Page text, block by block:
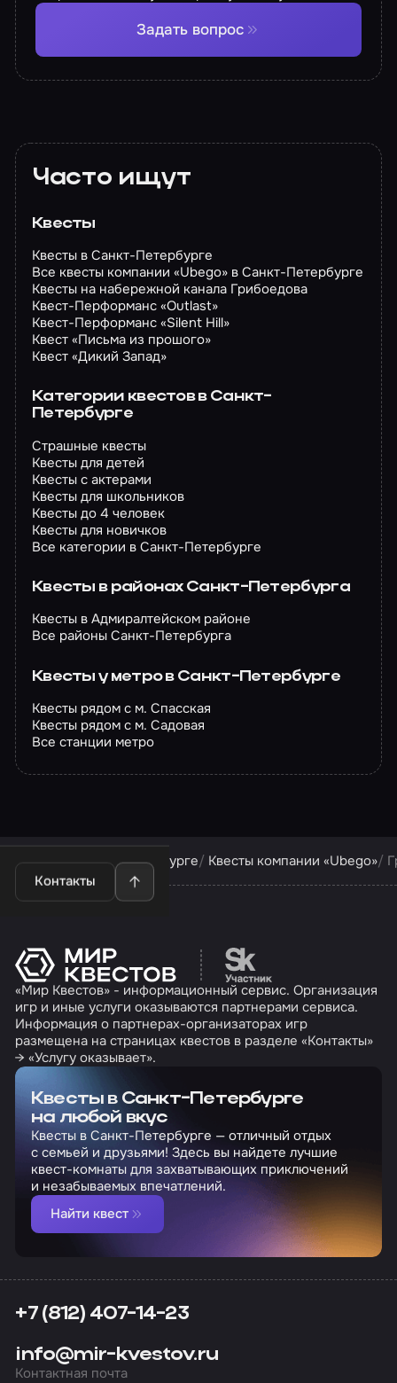
Задать вопрос
Часто ищут
Квесты
Квесты в Санкт-Петербурге
Все квесты компании «Ubego» в Санкт-Петербурге
Квесты на набережной канала Грибоедова
Квест-Перформанс «Outlast»
Квест-Перформанс «Silent Hill»
Квест «Письма из прошого»
Квест «Дикий Запад»
Категории квестов в Санкт-
Петербурге
Страшные квесты
Квесты для детей
Квесты с актерами
Квесты для школьников
Квесты до 4 человек
Квесты для новичков
Все категории в Санкт-Петербурге
Квесты в районах Санкт-Петербурга
Квесты в Адмиралтейском районе
Все районы Санкт-Петербурга
Квесты у метро в Санкт-Петербурге
Квесты рядом с м. Спасская
Квесты рядом с м. Садовая
Все станции метро
Контакты
Квесты в Санкт-Петербурге Квесты компании «Ubego»
Перейти на сайт
«Мир Квестов» - информационный сервис. Организация
игр и иные услуги оказываются партнерами сервиса.
Информация о партнерах-организаторах игр
размещена на страницах квестов в разделе «Контакты»
→ «Услугу оказывает».
Квесты в Санкт-Петербурге
на любой вкус
Квесты в Санкт-Петербурге — отличный отдых
с семьей и друзьями! Здесь вы найдете лучшие
квест-комнаты для захватывающих приключений
и незабываемых впечатлений.
Найти квест
+7 (812) 407-14-23
info@mir-kvestov.ru
Контактная почта